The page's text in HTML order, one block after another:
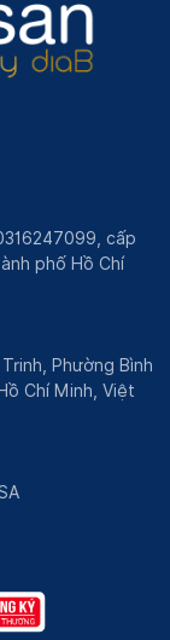
cấp
phố Hồ Chí
Phường Bình
Chí Minh, Việt